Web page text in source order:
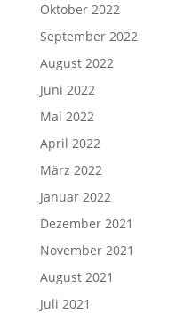
Oktober 2022
September 2022
August 2022
Juni 2022
Mai 2022
April 2022
März 2022
Januar 2022
Dezember 2021
November 2021
August 2021
Juli 2021